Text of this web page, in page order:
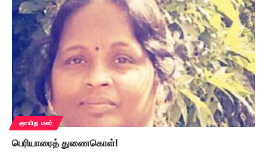
ஞாயிறு மலர்
பெரியாரைத் துணைகொள்!